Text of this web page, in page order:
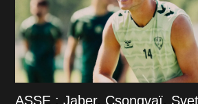
ASSE : Jaber, Csongvaï,